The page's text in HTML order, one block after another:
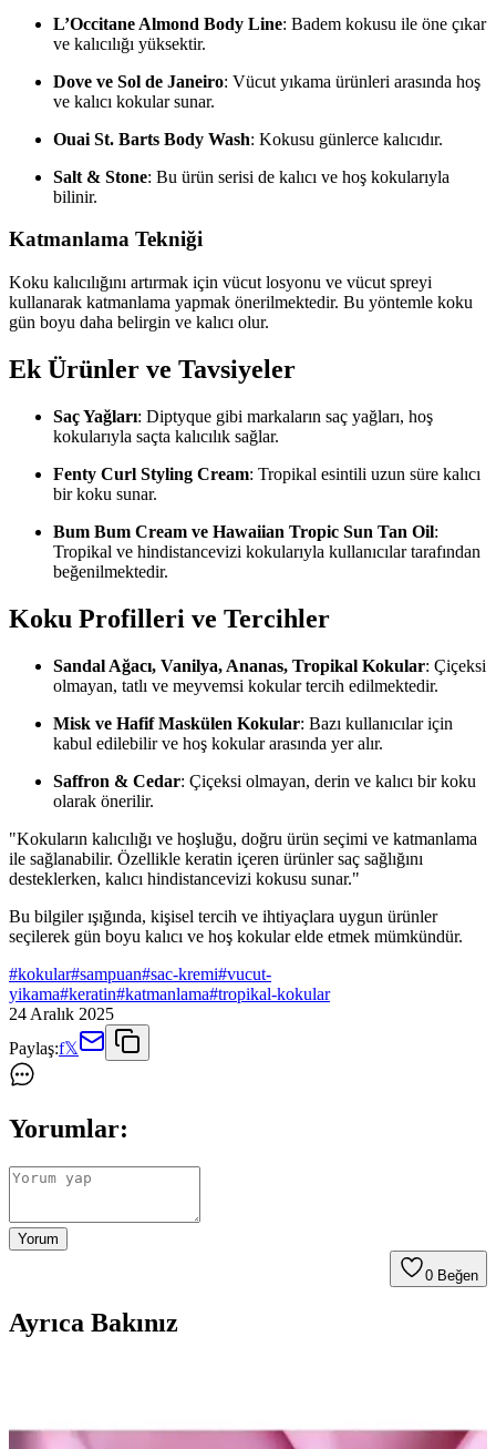
L’Occitane Almond Body Line: Badem kokusu ile öne çıkar
ve kalıcılığı yüksektir.
Dove ve Sol de Janeiro: Vücut yıkama ürünleri arasında hoş
ve kalıcı kokular sunar.
Ouai St. Barts Body Wash: Kokusu günlerce kalıcıdır.
Salt & Stone: Bu ürün serisi de kalıcı ve hoş kokularıyla
bilinir.
Katmanlama Tekniği
Koku kalıcılığını artırmak için vücut losyonu ve vücut spreyi
kullanarak katmanlama yapmak önerilmektedir. Bu yöntemle koku
gün boyu daha belirgin ve kalıcı olur.
Ek Ürünler ve Tavsiyeler
Saç Yağları: Diptyque gibi markaların saç yağları, hoş
kokularıyla saçta kalıcılık sağlar.
Fenty Curl Styling Cream: Tropikal esintili uzun süre kalıcı
bir koku sunar.
Bum Bum Cream ve Hawaiian Tropic Sun Tan Oil:
Tropikal ve hindistancevizi kokularıyla kullanıcılar tarafından
beğenilmektedir.
Koku Profilleri ve Tercihler
Sandal Ağacı, Vanilya, Ananas, Tropikal Kokular: Çiçeksi
olmayan, tatlı ve meyvemsi kokular tercih edilmektedir.
Misk ve Hafif Maskülen Kokular: Bazı kullanıcılar için
kabul edilebilir ve hoş kokular arasında yer alır.
Saffron & Cedar: Çiçeksi olmayan, derin ve kalıcı bir koku
olarak önerilir.
"Kokuların kalıcılığı ve hoşluğu, doğru ürün seçimi ve katmanlama
ile sağlanabilir. Özellikle keratin içeren ürünler saç sağlığını
desteklerken, kalıcı hindistancevizi kokusu sunar."
Bu bilgiler ışığında, kişisel tercih ve ihtiyaçlara uygun ürünler
seçilerek gün boyu kalıcı ve hoş kokular elde etmek mümkündür.
#kokular#sampuan#sac-kremi#vucut-
yikama#keratin#katmanlama#tropikal-kokular
24 Aralık 2025
Paylaş:f𝕏
Yorumlar:
Yorum
0 Beğen
Ayrıca Bakınız